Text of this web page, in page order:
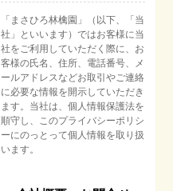
「まさひろ林檎園」（以下、「当
社」といいます）ではお客様に当
社をご利用していただく際に、お
客様の氏名、住所、電話番号、メ
ールアドレスなどお取引やご連絡
に必要な情報を開示していただき
ます。当社は、個人情報保護法を
順守し、このプライバシーポリシ
ーにのっとって個人情報を取り扱
います。